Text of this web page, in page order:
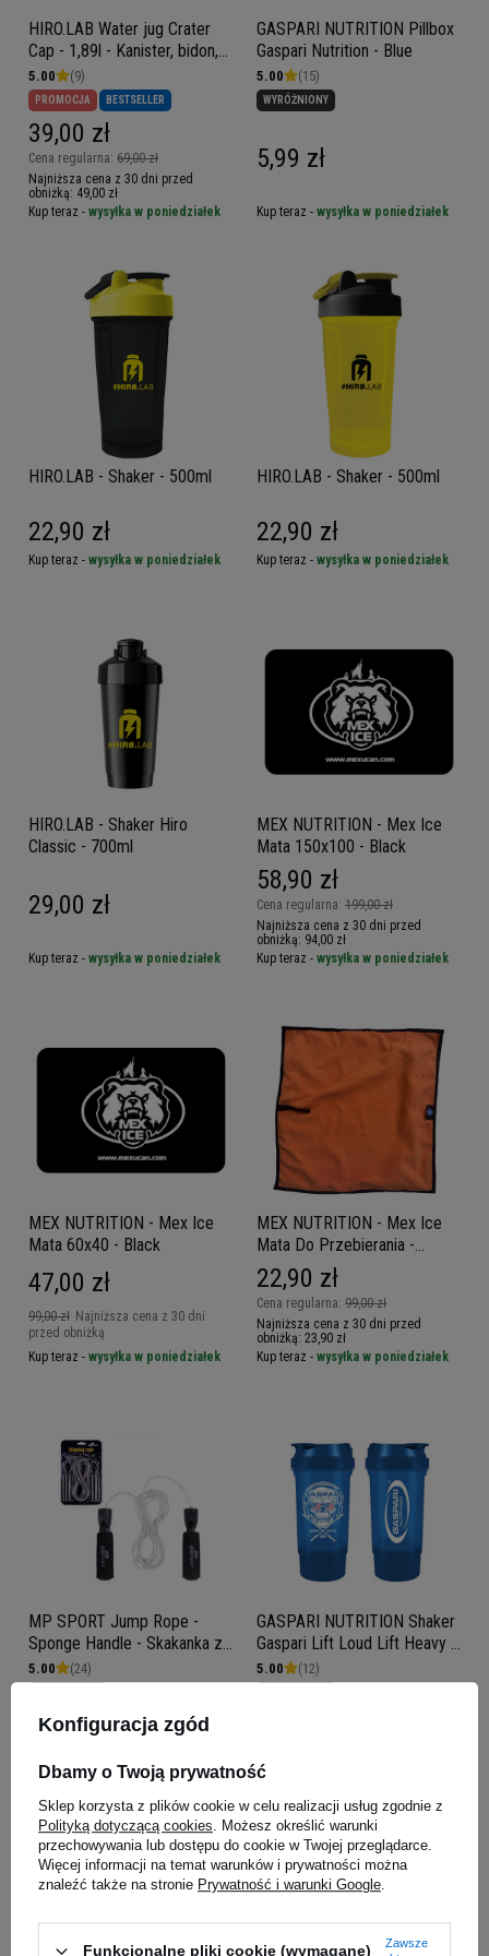
HIRO.LAB Water jug Crater
Cap - 1,89l - Kanister, bidon,
butelka na wodę
5.00 (9)
PROMOCJA BESTSELLER
Cena regularna: 69,00 zł
39,00 zł
Najniższa cena z 30 dni przed
obniżką: 49,00 zł
Kup teraz - wysyłka w poniedziałek
GASPARI NUTRITION Pillbox
Gaspari Nutrition - Blue
5.00 (15)
WYRÓŻNIONY
5,99 zł
Kup teraz - wysyłka w poniedziałek
HIRO.LAB - Shaker - 500ml
22,90 zł
Kup teraz - wysyłka w poniedziałek
HIRO.LAB - Shaker - 500ml
22,90 zł
Kup teraz - wysyłka w poniedziałek
HIRO.LAB - Shaker Hiro
Classic - 700ml
29,00 zł
Kup teraz - wysyłka w poniedziałek
MEX NUTRITION - Mex Ice
Mata 150x100 - Black
Cena regularna: 199,00 zł
58,90 zł
Najniższa cena z 30 dni przed
obniżką: 94,00 zł
Kup teraz - wysyłka w poniedziałek
MEX NUTRITION - Mex Ice
Mata 60x40 - Black
99,00 zł Najniższa cena z 30 dni
przed obniżką
47,00 zł
Kup teraz - wysyłka w poniedziałek
MEX NUTRITION - Mex Ice
Mata Do Przebierania -
Orange
Cena regularna: 99,00 zł
22,90 zł
Najniższa cena z 30 dni przed
obniżką: 23,90 zł
Kup teraz - wysyłka w poniedziałek
MP SPORT Jump Rope -
Sponge Handle - Skakanka z
miękkim uchwytem - 3m
5.00 (24)
10,99 zł
GASPARI NUTRITION Shaker
Gaspari Lift Loud Lift Heavy -
500ml
5.00 (12)
Konfiguracja zgód
Dbamy o Twoją prywatność
Sklep korzysta z plików cookie w celu realizacji usług zgodnie z
Polityką dotyczącą cookies. Możesz określić warunki
przechowywania lub dostępu do cookie w Twojej przeglądarce.
Więcej informacji na temat warunków i prywatności można
znaleźć także na stronie Prywatność i warunki Google.
Funkcjonalne pliki cookie (wymagane)
Zawsze